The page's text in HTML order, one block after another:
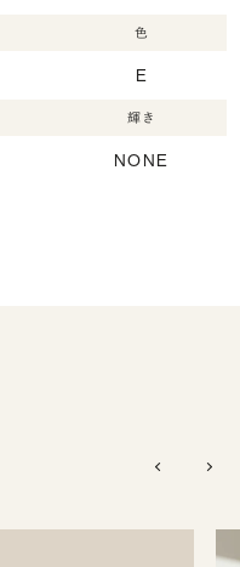
色
E
輝き
NONE